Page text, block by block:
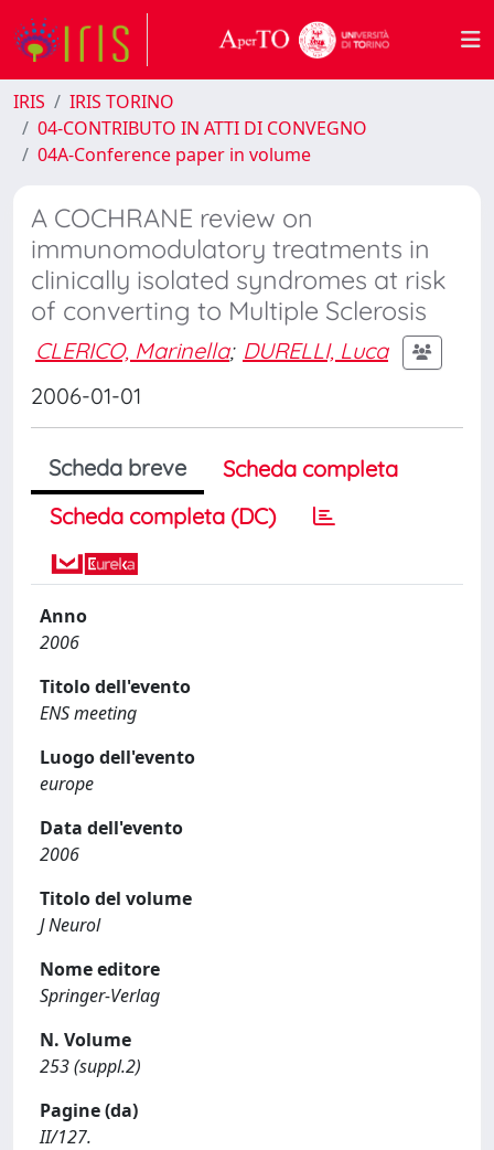
IRIS
IRIS TORINO
04-CONTRIBUTO IN ATTI DI CONVEGNO
04A-Conference paper in volume
A COCHRANE review on
immunomodulatory treatments in
clinically isolated syndromes at risk
of converting to Multiple Sclerosis
CLERICO, Marinella; DURELLI, Luca
2006-01-01
Scheda breve
Scheda completa
Scheda completa (DC)
Anno
2006
Titolo dell'evento
ENS meeting
Luogo dell'evento
europe
Data dell'evento
2006
Titolo del volume
J Neurol
Nome editore
Springer-Verlag
N. Volume
253 (suppl.2)
Pagine (da)
II/127.